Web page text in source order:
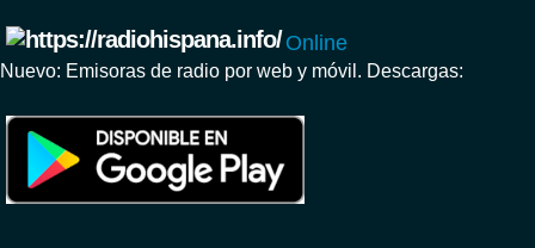
Online
Nuevo: Emisoras de radio por web y móvil. Descargas: